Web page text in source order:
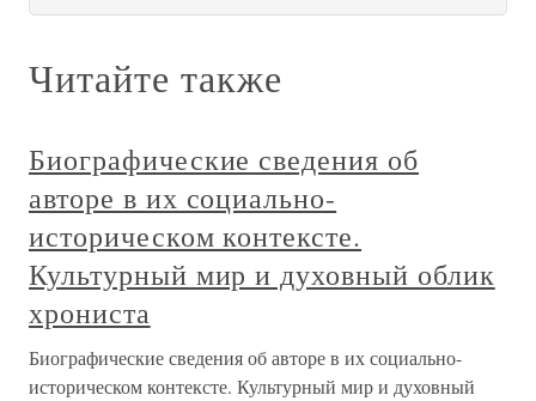
Читайте также
Биографические сведения об
авторе в их социально-
историческом контексте.
Культурный мир и духовный облик
хрониста
Биографические сведения об авторе в их социально-
историческом контексте. Культурный мир и духовный